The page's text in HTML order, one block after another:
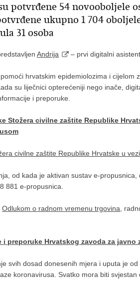
potvrđene 54 novooboljele
ukupno 1 704
31 osoba
Andrija – prvi digitalni
hrvatskim epidemiolozima i cijelom
su liječnici opterećeniji nego inače,
i preporuke.
Stožera civilne zaštite Republike
civilne zaštite Republike Hrvatske u
od kada je aktivan sustav e-
881 e-propusnica.
Odlukom o radnom vremenu trgovina ,
i preporuke Hrvatskog zavoda za javno
svih dosad donesenih mjera i uputa je
koronavirusa. Svatko mora biti